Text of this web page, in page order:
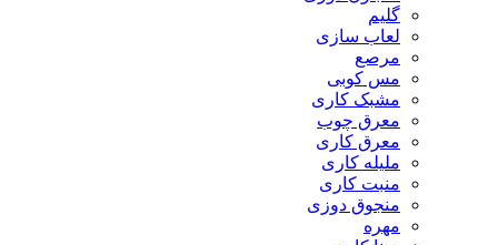
گلیم
لعاب سازی
مرصع
مس کوبی
مشبک کاری
معرق چوب
معرق کاری
مليله کاری
منبت کاری
منجوق دوزی
مهره